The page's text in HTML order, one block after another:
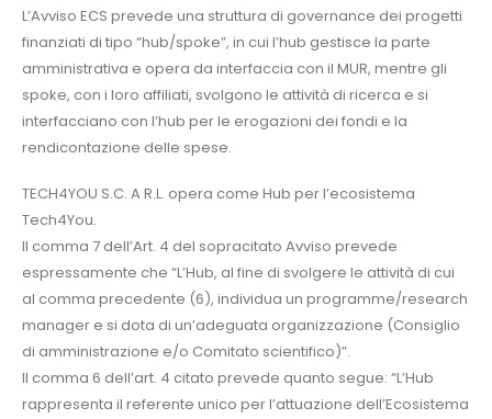
L’Avviso ECS prevede una struttura di governance dei progetti
finanziati di tipo “hub/spoke”, in cui l’hub gestisce la parte
amministrativa e opera da interfaccia con il MUR, mentre gli
spoke, con i loro affiliati, svolgono le attività di ricerca e si
interfacciano con l’hub per le erogazioni dei fondi e la
rendicontazione delle spese.
TECH4YOU S.C. A R.L. opera come Hub per l’ecosistema
Tech4You.
Il comma 7 dell’Art. 4 del sopracitato Avviso prevede
espressamente che “L’Hub, al fine di svolgere le attività di cui
al comma precedente (6), individua un programme/research
manager e si dota di un’adeguata organizzazione (Consiglio
di amministrazione e/o Comitato scientifico)”.
Il comma 6 dell’art. 4 citato prevede quanto segue: “L’Hub
rappresenta il referente unico per l’attuazione dell’Ecosistema